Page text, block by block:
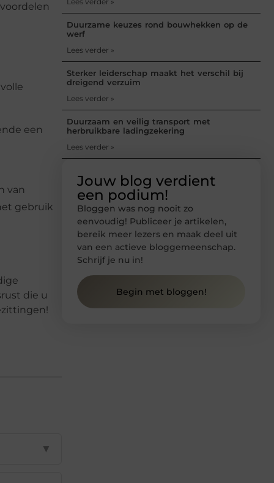
een
van
gebruik
die u
▼
Duurzame keuzes rond bouwhekken op de
werf
Lees verder »
Sterker leiderschap maakt het verschil bij
dreigend verzuim
Lees verder »
Duurzaam en veilig transport met
herbruikbare ladingzekering
Lees verder »
Jouw blog verdient
een podium!
Bloggen was nog nooit zo
eenvoudig! Publiceer je artikelen,
bereik meer lezers en maak deel uit
van een actieve bloggemeenschap.
Schrijf je nu in!
Begin met bloggen!